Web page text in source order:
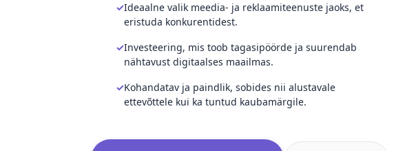
Ideaalne valik meedia- ja reklaamiteenuste jaoks, et
eristuda konkurentidest.
Investeering, mis toob tagasipöörde ja suurendab
nähtavust digitaalses maailmas.
Kohandatav ja paindlik, sobides nii alustavale
ettevõttele kui ka tuntud kaubamärgile.